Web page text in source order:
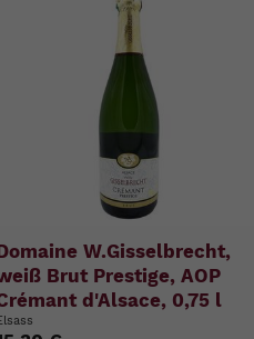
W.Gisselbrecht,
Brut Prestige, AOP
d'Alsace, 0,75 l